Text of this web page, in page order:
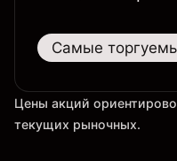
Самые
Цены акций
текущих рыночных.